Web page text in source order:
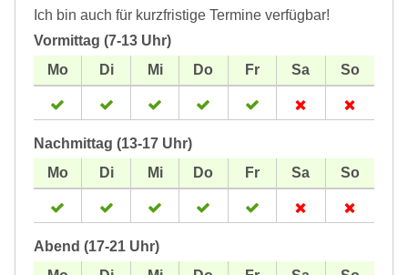
Ich bin auch für kurzfristige Termine verfügbar!
Vormittag (7-13 Uhr)
Nachmittag (13-17 Uhr)
Abend (17-21 Uhr)